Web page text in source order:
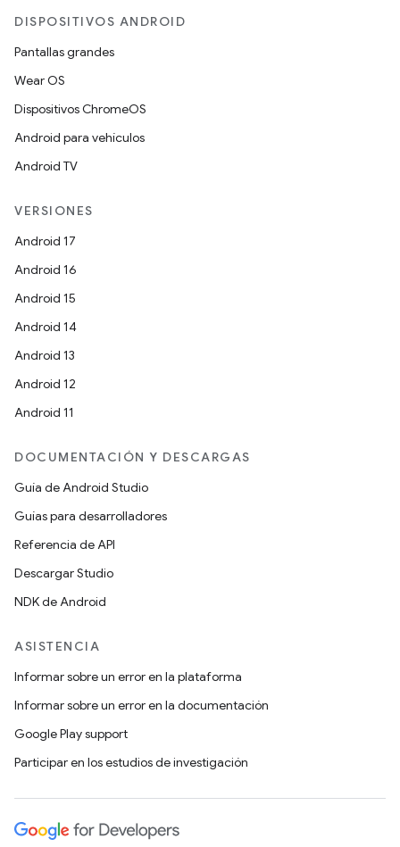
DISPOSITIVOS ANDROID
Pantallas grandes
Wear OS
Dispositivos ChromeOS
Android para vehículos
Android TV
VERSIONES
Android 17
Android 16
Android 15
Android 14
Android 13
Android 12
Android 11
DOCUMENTACIÓN Y DESCARGAS
Guía de Android Studio
Guías para desarrolladores
Referencia de API
Descargar Studio
NDK de Android
ASISTENCIA
Informar sobre un error en la plataforma
Informar sobre un error en la documentación
Google Play support
Participar en los estudios de investigación